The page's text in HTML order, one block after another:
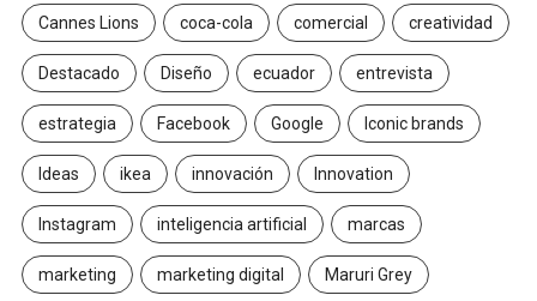
Cannes Lions coca-cola comercial creatividad
Destacado Diseño ecuador entrevista
estrategia Facebook Google Iconic brands
Ideas ikea innovación Innovation
Instagram inteligencia artificial marcas
marketing marketing digital Maruri Grey